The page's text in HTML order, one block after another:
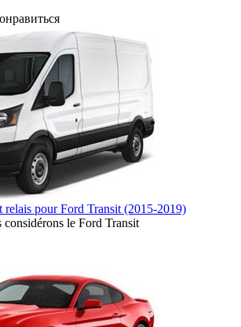
relais pour Ford Transit (2015-2019)
considérons le Ford Transit